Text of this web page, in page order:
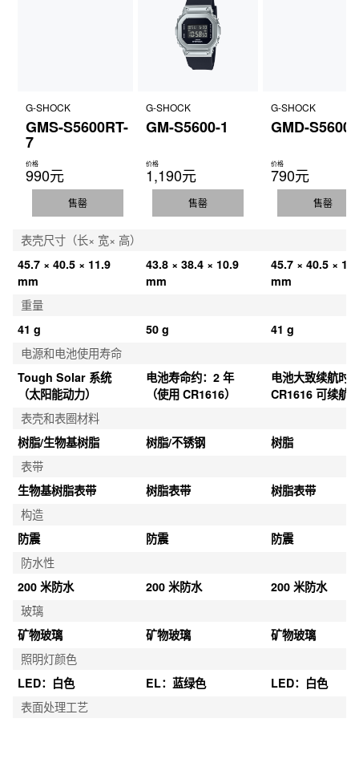
G-SHOCK
GMS-S5600RT-
7
价格
990元
售罄
G-SHOCK
GM-S5600-1
价格
1,190元
售罄
G-SHOCK
GMD-
价格
790元
售罄
表壳尺寸（长× 宽× 高）
45.7 × 40.5 × 11.9
mm
43.8 × 38.4 × 10.9
mm
45.7 × 40.5 ×
mm
重量
41 g
50 g
41 g
电源和电池使用寿命
Tough Solar 系统
（太阳能动力）
电池寿命约：2 年
（使用 CR1616）
电池大致续航时
CR1616 可续航
表壳和表圈材料
树脂/生物基树脂
树脂/不锈钢
树脂
表带
生物基树脂表带
树脂表带
树脂表带
构造
防震
防震
防震
防水性
200 米防水
200 米防水
200 米防水
玻璃
矿物玻璃
矿物玻璃
矿物玻璃
照明灯颜色
LED：白色
EL：蓝绿色
LED：白色
表面处理工艺